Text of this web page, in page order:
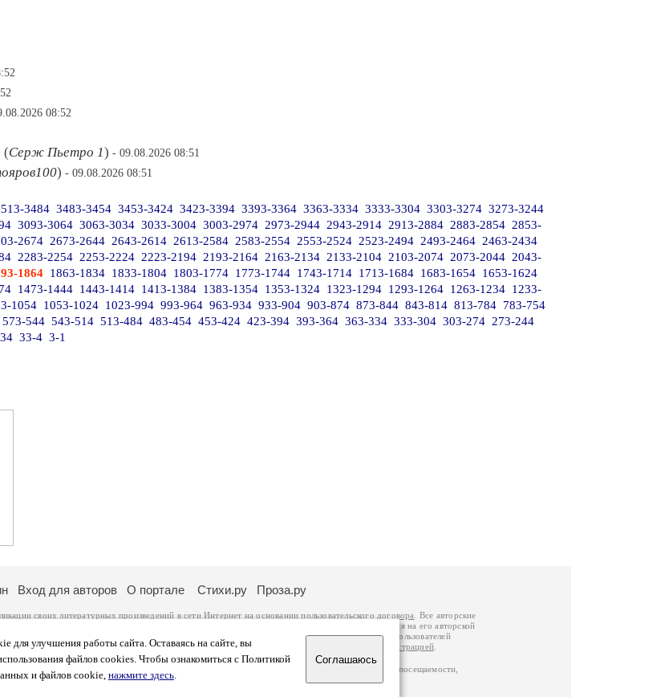
08:52
(Серж Пьетро 1) - 09.08.2026 08:51
) - 09.08.2026 08:51
3484 3483-3454 3453-3424 3423-3394 3393-3364 3363-3334 3333-3304 3303-3274 3273-3244
3093-3064 3063-3034 3033-3004 3003-2974 2973-2944 2943-2914 2913-2884 2883-2854 2853-
2674 2673-2644 2643-2614 2613-2584 2583-2554 2553-2524 2523-2494 2493-2464 2463-2434
2283-2254 2253-2224 2223-2194 2193-2164 2163-2134 2133-2104 2103-2074 2073-2044 2043-
1864 1863-1834 1833-1804 1803-1774 1773-1744 1743-1714 1713-1684 1683-1654 1653-1624
1473-1444 1443-1414 1413-1384 1383-1354 1353-1324 1323-1294 1293-1264 1263-1234 1233-
1054 1053-1024 1023-994 993-964 963-934 933-904 903-874 873-844 843-814 813-784 783-754
573-544 543-514 513-484 483-454 453-424 423-394 393-364 363-334 333-304 303-274 273-244
33-4 3-1
для улучшения работы сайта. Оставаясь на сайте, вы
файлов cookies. Чтобы ознакомиться с Политикой
и файлов cookie, нажмите здесь.
Соглашаюсь
Вход для авторов О портале Стихи.ру Проза.ру
своих литературных произведений в сети Интернет на основаниипользовательского договора
. Все авторские
произведений возможна только с согласия его автора, к которому вы можете обратиться на его авторской
на основании
законодательства Российской Федерации. Данные пользователей
. Вы также можете посмотреть более подробнуюинформацию о портале связаться с администрацией
которые в общей сумме просматривают более двух миллионов страниц по данным счетчика посещаемости,
две цифры: количество просмотров и количество посетителей.